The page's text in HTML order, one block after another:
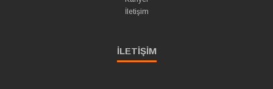
İletişim
İLETİŞİM